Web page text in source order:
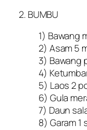
2. BUMBU
1) Bawang
2) Asam 5
3) Bawang
4)
5) Laos 2
6) Gula
7) Daun
8) Garam 1